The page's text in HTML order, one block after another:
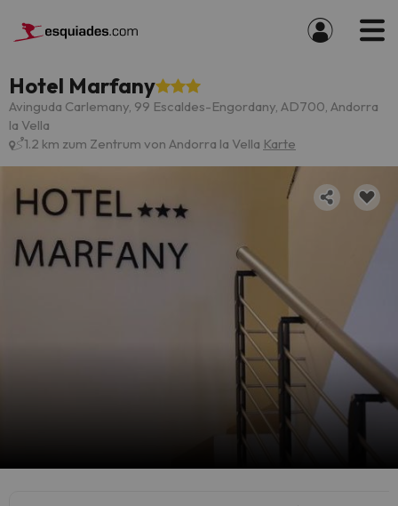
Hotel Marfany
Avinguda Carlemany, 99 Escaldes-Engordany, AD700, Andorra
la Vella
1.2 km zum Zentrum von Andorra la Vella Karte